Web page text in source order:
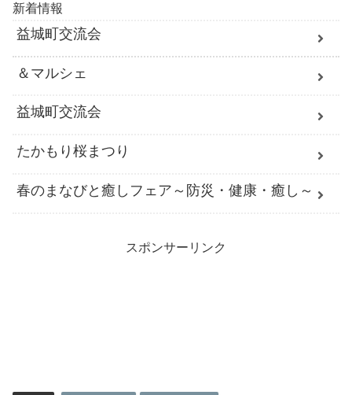
新着情報
益城町交流会
＆マルシェ
益城町交流会
たかもり桜まつり
春のまなびと癒しフェア～防災・健康・癒し～
スポンサーリンク